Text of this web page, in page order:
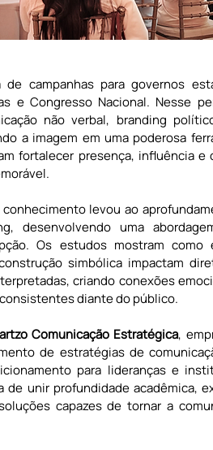
campanhas para governos
e Congresso Nacional. Nesse
não verbal, branding
a imagem em uma poderosa
fortalecer presença, influência e
levou ao
desenvolvendo uma
Os estudos mostram como
simbólica impactam
criando conexões
diante do público.
Comunicação Estratégica,
de estratégias de
para lideranças e
de unir profundidade acadêmica,
capazes de tornar a